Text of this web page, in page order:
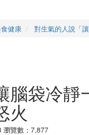
健康 對生氣的人說「
腦袋冷
火
瀏覽數：7,877